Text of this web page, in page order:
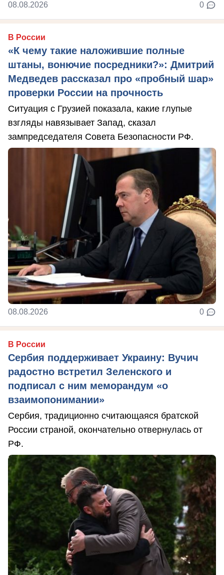
08.08.2026 0
В России
«К чему такие наложившие полные
штаны, вонючие посредники?»: Дмитрий
Медведев рассказал про «пробный шар»
проверки России на прочность
Ситуация с Грузией показала, какие глупые
взгляды навязывает Запад, сказал
зампредседателя Совета Безопасности РФ.
08.08.2026 0
В России
Сербия поддерживает Украину: Вучич
радостно встретил Зеленского и
подписал с ним меморандум «о
взаимопонимании»
Сербия, традиционно считающаяся братской
России страной, окончательно отвернулась от
РФ.